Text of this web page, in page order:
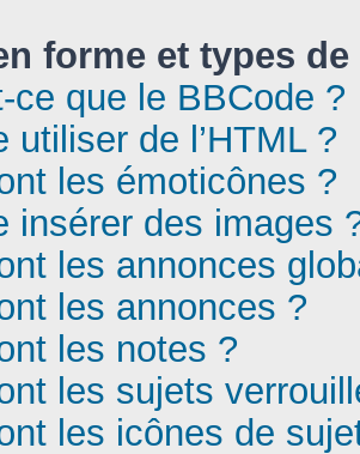
forme et types
ce que le BBCode ?
utiliser de l’HTML ?
les émoticônes ?
insérer des images
les annonces
les annonces ?
les notes ?
les sujets
les icônes de